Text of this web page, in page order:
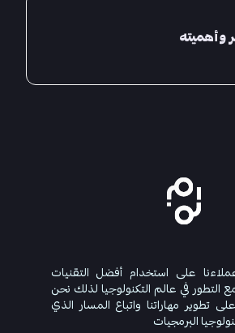
وأهميته
على استخدام أفضل التقنيات
التطور في عالم التكنولوجيا لذلك نحن
تطوير مهاراتنا واتباع المسار الذي
البرمجيات